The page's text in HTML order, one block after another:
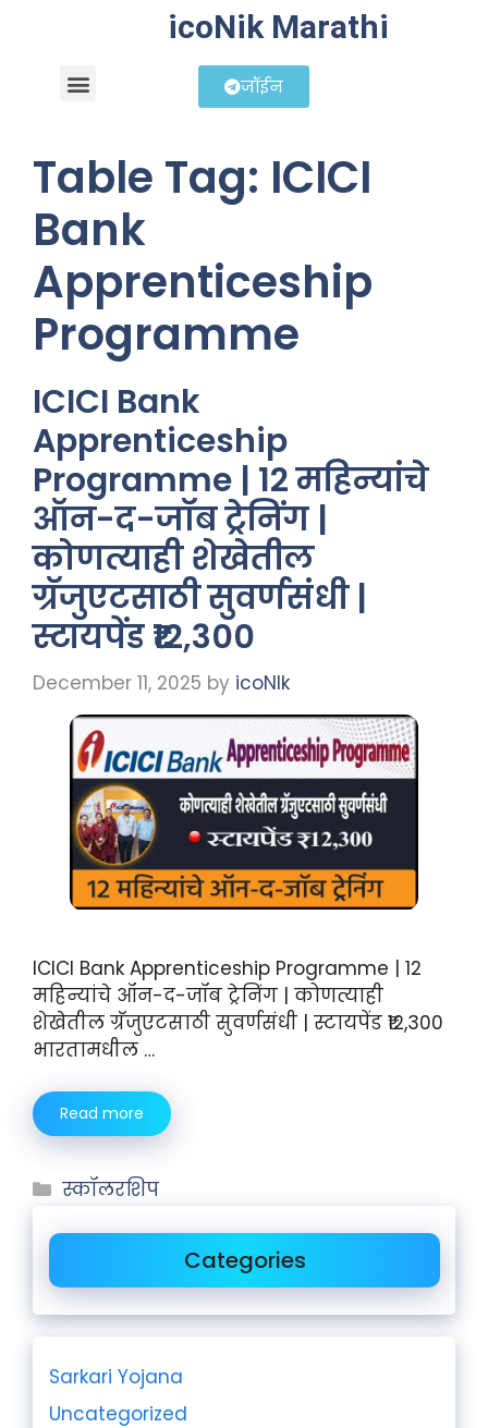
icoNik Marathi
जॉईन
Table Tag: ICICI
Bank
Apprenticeship
Programme
ICICI Bank
Apprenticeship
Programme | 12 महिन्यांचे
ऑन-द-जॉब ट्रेनिंग |
कोणत्याही शेखेतील
ग्रॅजुएटसाठी सुवर्णसंधी |
स्टायपेंड ₹12,300
December 11, 2025 by icoNIk
ICICI Bank Apprenticeship Programme | 12
महिन्यांचे ऑन-द-जॉब ट्रेनिंग | कोणत्याही
शेखेतील ग्रॅजुएटसाठी सुवर्णसंधी | स्टायपेंड ₹12,300
भारतामधील …
Read more
स्कॉलरशिप
Categories
Sarkari Yojana
Uncategorized